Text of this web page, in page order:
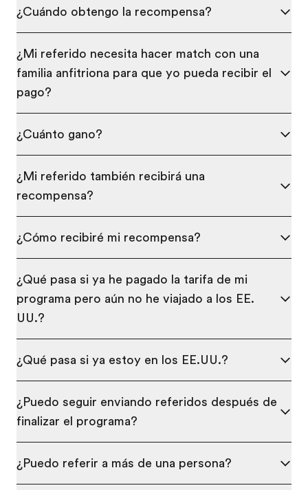
¿Cuándo obtengo la recompensa?
¿Mi referido necesita hacer match con una
familia anfitriona para que yo pueda recibir el
pago?
¿Cuánto gano?
¿Mi referido también recibirá una
recompensa?
¿Cómo recibiré mi recompensa?
¿Qué pasa si ya he pagado la tarifa de mi
programa pero aún no he viajado a los EE.
UU.?
¿Qué pasa si ya estoy en los EE.UU.?
¿Puedo seguir enviando referidos después de
finalizar el programa?
¿Puedo referir a más de una persona?